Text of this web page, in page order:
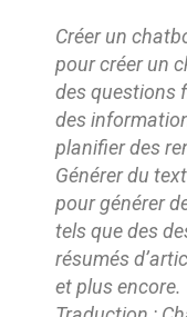
Créer un
pour créer un
des questions
des
planifier des
Générer du
pour générer
tels que des
résumés
et plus encore.